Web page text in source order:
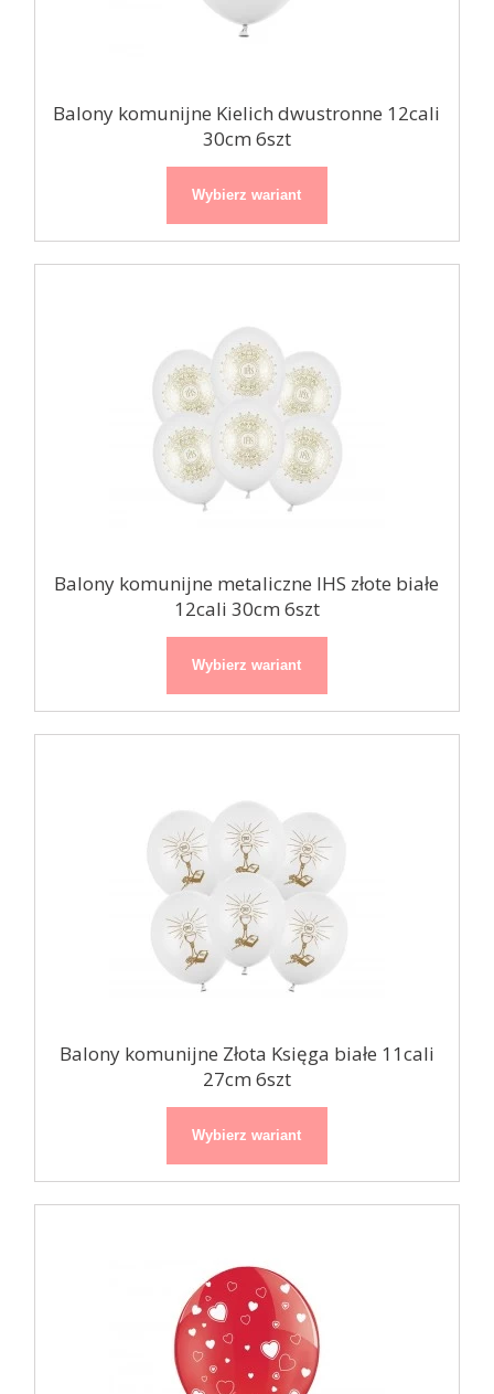
Balony komunijne Kielich dwustronne 12cali
30cm 6szt
Wybierz wariant
Balony komunijne metaliczne IHS złote białe
12cali 30cm 6szt
Wybierz wariant
Balony komunijne Złota Księga białe 11cali
27cm 6szt
Wybierz wariant